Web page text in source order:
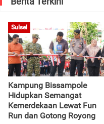
Sulsel
Kampung Bissampole
Hidupkan Semangat
Kemerdekaan Lewat Fun
Run dan Gotong Royong